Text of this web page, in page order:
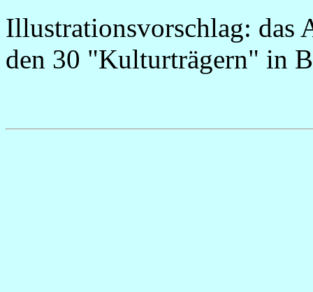
Illustrationsvorschlag: das
den 30 "Kulturträgern" in